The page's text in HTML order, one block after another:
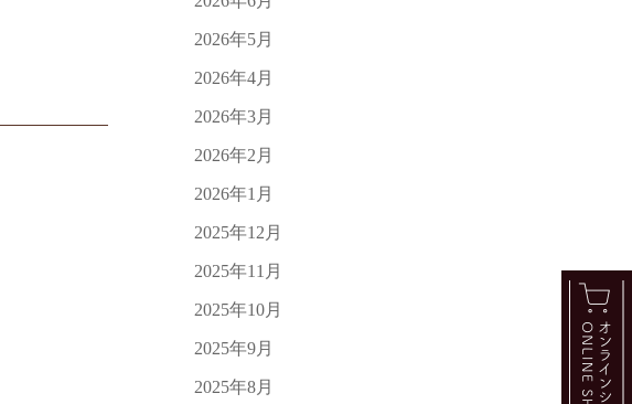
2026年5月
2026年4月
2026年3月
2026年2月
2026年1月
2025年12月
2025年11月
2025年10月
2025年9月
2025年8月